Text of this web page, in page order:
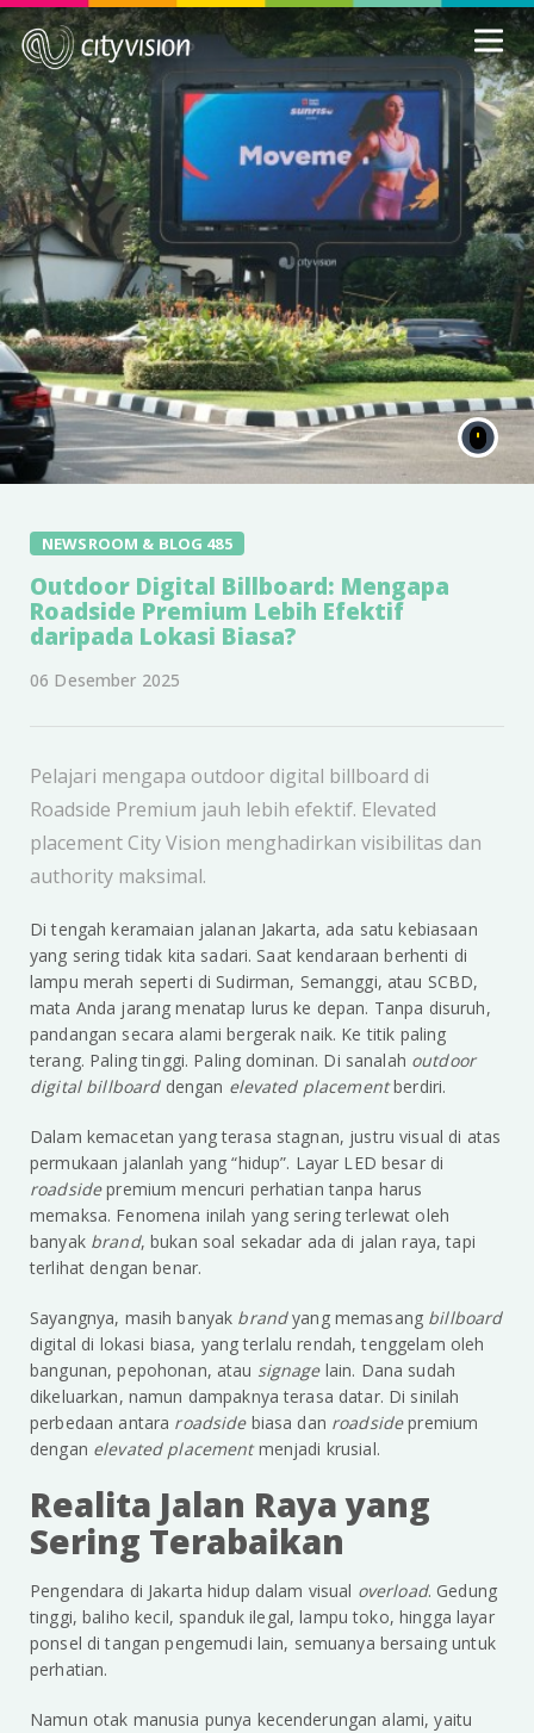
NEWSROOM & BLOG 485
Outdoor Digital Billboard: Mengapa
Roadside Premium Lebih Efektif
daripada Lokasi Biasa?
06 Desember 2025
Pelajari mengapa outdoor digital billboard di
Roadside Premium jauh lebih efektif. Elevated
placement City Vision menghadirkan visibilitas dan
authority maksimal.
Di tengah keramaian jalanan Jakarta, ada satu kebiasaan
yang sering tidak kita sadari. Saat kendaraan berhenti di
lampu merah seperti di Sudirman, Semanggi, atau SCBD,
mata Anda jarang menatap lurus ke depan. Tanpa disuruh,
pandangan secara alami bergerak naik. Ke titik paling
terang. Paling tinggi. Paling dominan. Di sanalah outdoor
digital billboard dengan elevated placementberdiri.
Dalam kemacetan yang terasa stagnan, justru visual di atas
permukaan jalanlah yang “hidup”. Layar LED besar di
roadsidepremium mencuri perhatian tanpa harus
memaksa. Fenomena inilah yang sering terlewat oleh
banyak brand, bukan soal sekadar ada di jalan raya, tapi
terlihat dengan benar.
Sayangnya, masih banyak brandyang memasang billboard
digital di lokasi biasa, yang terlalu rendah, tenggelam oleh
bangunan, pepohonan, atau signage lain. Dana sudah
dikeluarkan, namun dampaknya terasa datar. Di sinilah
perbedaan antara roadside biasa dan roadsidepremium
dengan elevated placementmenjadi krusial.
Realita Jalan Raya yang
Sering Terabaikan
Pengendara di Jakarta hidup dalam visual overload. Gedung
tinggi, baliho kecil, spanduk ilegal, lampu toko, hingga layar
ponsel di tangan pengemudi lain, semuanya bersaing untuk
perhatian.
Namun otak manusia punya kecenderungan alami, yaitu